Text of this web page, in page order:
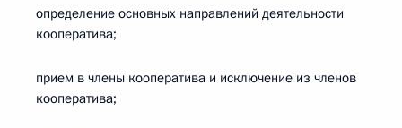
определение основных направлений деятельности
кооператива;
прием в члены кооператива и исключение из членов
кооператива;